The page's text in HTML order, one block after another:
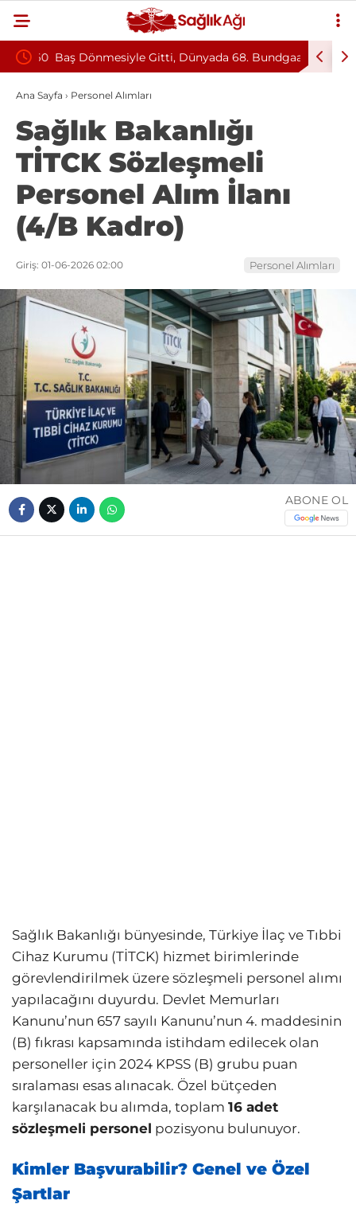
60 Baş Dönmesiyle Gitti, Dünyada 68. Bundgaard
Sendromu Vakası Oldu
KKKA
Ana Sayfa › Personel Alımları
Sağlık Bakanlığı
TİTCK Sözleşmeli
Personel Alım İlanı
(4/B Kadro)
Giriş: 01-06-2026 02:00 Personel Alımları
ABONE OL
Sağlık Bakanlığı bünyesinde, Türkiye İlaç ve Tıbbi
Cihaz Kurumu (TİTCK) hizmet birimlerinde
görevlendirilmek üzere sözleşmeli personel alımı
yapılacağını duyurdu. Devlet Memurları
Kanunu’nun 657 sayılı Kanunu’nun 4. maddesinin
(B) fıkrası kapsamında istihdam edilecek olan
personeller için 2024 KPSS (B) grubu puan
sıralaması esas alınacak. Özel bütçeden
karşılanacak bu alımda, toplam 16 adet
sözleşmeli personel pozisyonu bulunuyor.
Kimler Başvurabilir? Genel ve Özel
Şartlar